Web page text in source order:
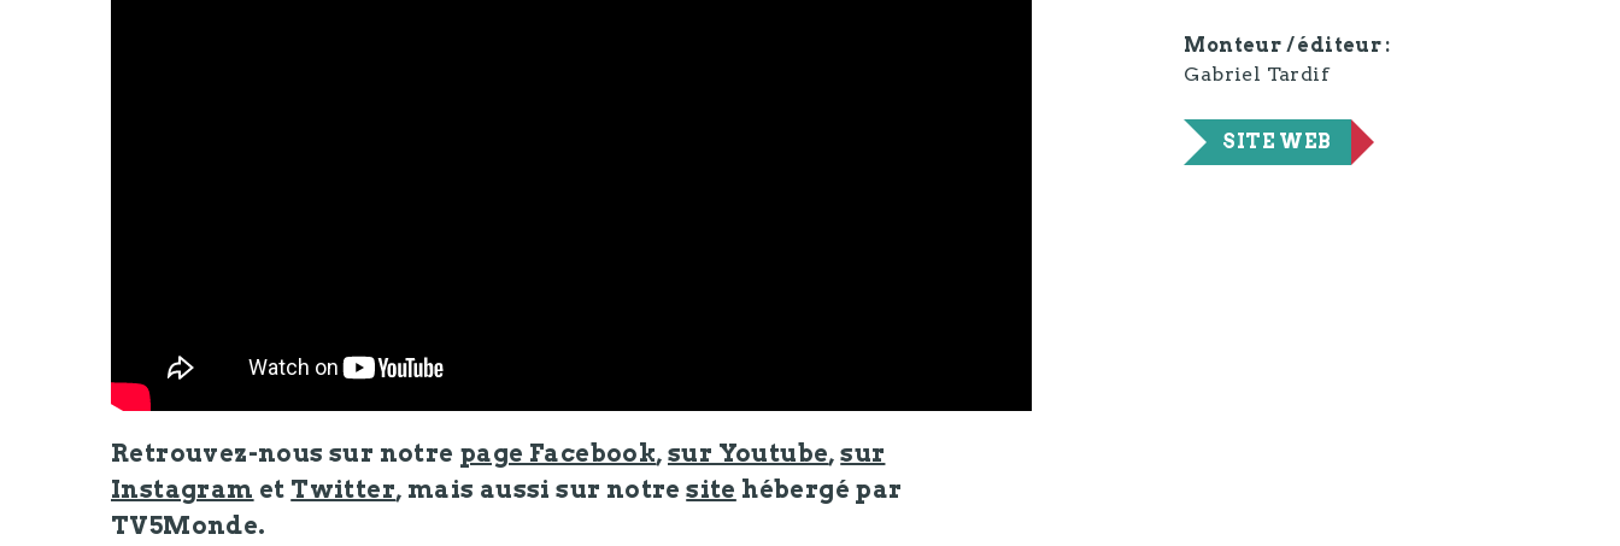
Retrouvez-nous sur notre page Facebook,sur Youtube,sur
Instagram et Twitter, mais aussi sur notresite hébergé par
TV5Monde.
Monteur / éditeur
Gabriel Tardif
SITE WEB